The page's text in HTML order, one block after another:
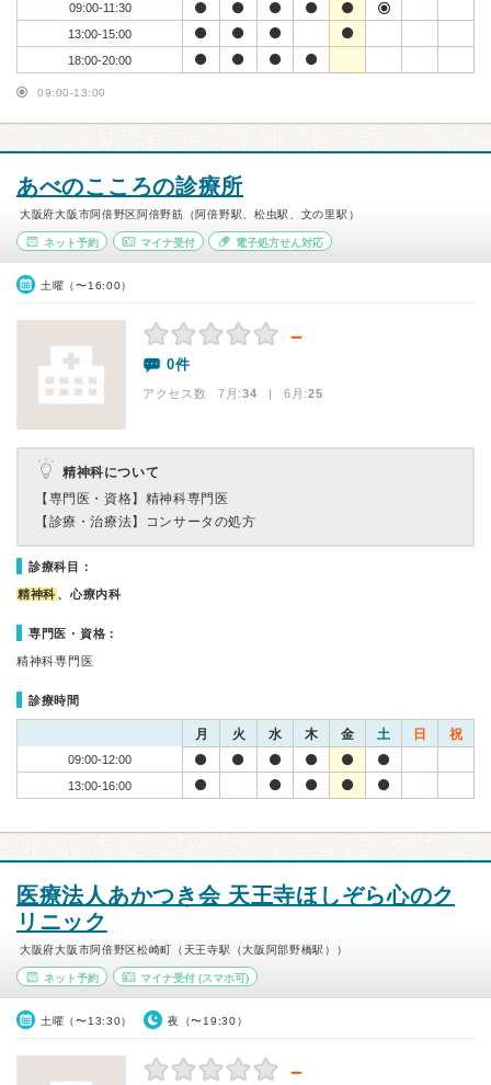
09:00-11:30
13:00-15:00
18:00-20:00
09:00-13:00
あべのこころの診療所
大阪府大阪市阿倍野区阿倍野筋（阿倍野駅、松虫駅、文の里駅）
ネット予約 マイナ受付 電子処方せん対応
土曜（〜16:00）
－
0件
アクセス数 7月:34 | 6月:25
精神科について
【専門医・資格】 精神科専門医
【診療・治療法】 コンサータの処方
診療科目：
精神科 、心療内科
専門医・資格：
精神科専門医
診療時間
月 火 水 木 金 土 日 祝
09:00-12:00
13:00-16:00
医療法人あかつき会 天王寺ほしぞら心のク
リニック
大阪府大阪市阿倍野区松崎町（天王寺駅（大阪阿部野橋駅））
ネット予約 マイナ受付(スマホ可)
土曜（〜13:30） 夜（〜19:30）
－